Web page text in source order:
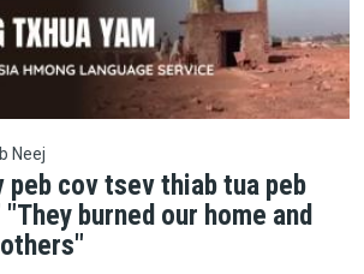
Neej
peb cov tsev thiab tua peb
burned our home and